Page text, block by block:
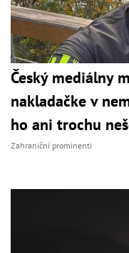
Český mediálny
nakladačke v
ho ani trochu
Zahraniční prominenti